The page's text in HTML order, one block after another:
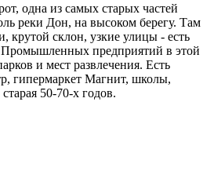
одна из самых старых частей
реки Дон, на высоком берегу. Там
крутой склон, узкие улицы - есть
Промышленных предприятий в этой
и мест развлечения. Есть
гипермаркет Магнит, школы,
50-70-х годов.